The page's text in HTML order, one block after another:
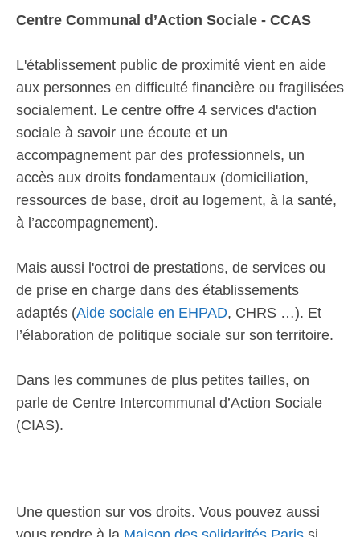
Centre Communal d’Action Sociale - CCAS
L'établissement public de proximité vient en aide
aux personnes en difficulté financière ou fragilisées
socialement. Le centre offre 4 services d'action
sociale à savoir une écoute et un
accompagnement par des professionnels, un
accès aux droits fondamentaux (domiciliation,
ressources de base, droit au logement, à la santé,
à l’accompagnement).
Mais aussi l'octroi de prestations, de services ou
de prise en charge dans des établissements
adaptés (Aide sociale en EHPAD, CHRS …). Et
l’élaboration de politique sociale sur son territoire.
Dans les communes de plus petites tailles, on
parle de Centre Intercommunal d’Action Sociale
(CIAS).
Une question sur vos droits. Vous pouvez aussi